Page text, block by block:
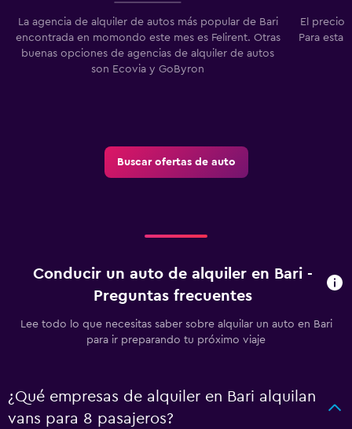
La agencia de alquiler de autos más popular de Bari
encontrada en momondo este mes es Felirent. Otras
buenas opciones de agencias de alquiler de autos
son Ecovia y GoByron
El precio
Para esta
Buscar ofertas de auto
Conducir un auto de alquiler en Bari -
Preguntas frecuentes
Lee todo lo que necesitas saber sobre alquilar un auto en Bari
para ir preparando tu próximo viaje
¿Qué empresas de alquiler en Bari alquilan
vans para 8 pasajeros?